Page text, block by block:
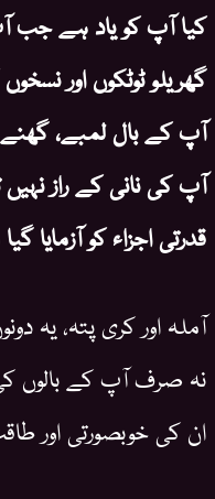
کیا آپ کو یاد ہے جب
گھریلو ٹوٹکوں اور
آپ کے بال لمبے،
آپ کی نانی کے راز
قدرتی اجزاء کو آزمایا
آملہ اور کری پتہ، یہ
نہ صرف آپ کے بالوں
ان کی خوبصورتی اور